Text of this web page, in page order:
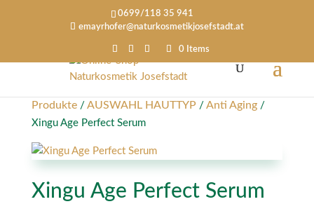
0699/118 35 941
emayrhofer@naturkosmetikjosefstadt.at
0 Items
Produkte/ AUSWAHL HAUTTYP/ Anti Aging/
Xingu Age Perfect Serum
Xingu Age Perfect Serum